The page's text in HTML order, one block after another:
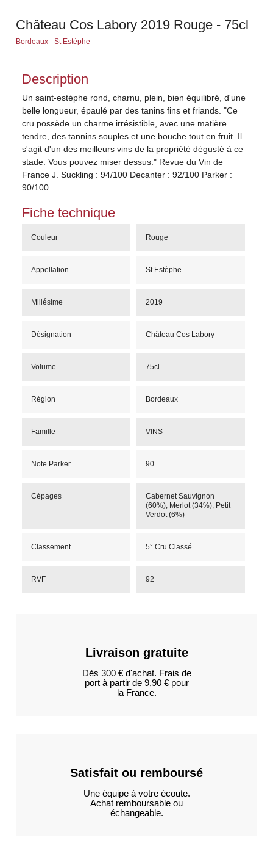
Château Cos Labory 2019 Rouge - 75cl
Bordeaux -St Estèphe
Description
Un saint-estèphe rond, charnu, plein, bien équilibré, d'une
belle longueur, épaulé par des tanins fins et friands. "Ce
cru possède un charme irrésistible, avec une matière
tendre, des tannins souples et une bouche tout en fruit. Il
s'agit d'un des meilleurs vins de la propriété dégusté à ce
stade. Vous pouvez miser dessus." Revue du Vin de
France J. Suckling : 94/100 Decanter : 92/100 Parker :
90/100
Fiche technique
Couleur Rouge
Appellation St Estèphe
Millésime 2019
Désignation Château Cos Labory
Volume 75cl
Région Bordeaux
Famille VINS
Note Parker 90
Cépages
Cabernet Sauvignon
(60%), Merlot (34%), Petit
Verdot (6%)
Classement 5° Cru Classé
RVF 92
Livraison gratuite
Dès 300 € d'achat. Frais de
port à partir de 9,90 € pour
la France.
Satisfait ou remboursé
Une équipe à votre écoute.
Achat remboursable ou
échangeable.